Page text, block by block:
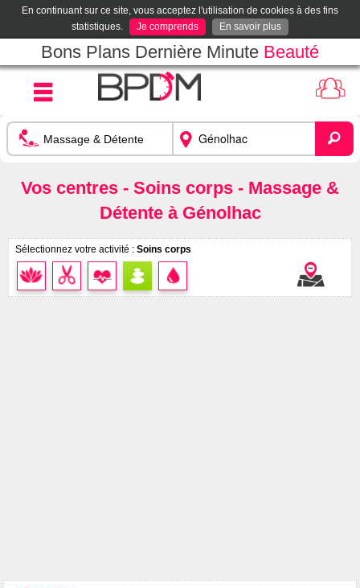
En continuant sur ce site, vous acceptez l'utilisation de cookies à des fins
statistiques.
Je comprends En savoir plus
Bons Plans Dernière Minute Beauté
Vos centres - Soins corps - Massage &
Détente à Génolhac
Sélectionnez votre activité : Soins corps